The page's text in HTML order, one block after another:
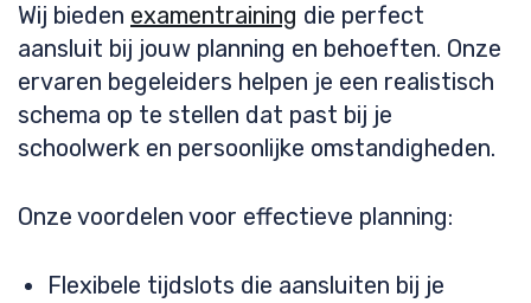
Wij bieden examentraining die perfect
aansluit bij jouw planning en behoeften. Onze
ervaren begeleiders helpen je een realistisch
schema op te stellen dat past bij je
schoolwerk en persoonlijke omstandigheden.
Onze voordelen voor effectieve planning:
Flexibele tijdslots die aansluiten bij je